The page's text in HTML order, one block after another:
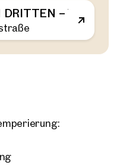
DRITTEN – VIEW
Wien, 3. Landstraße
VILLAGE IM DRITTEN –